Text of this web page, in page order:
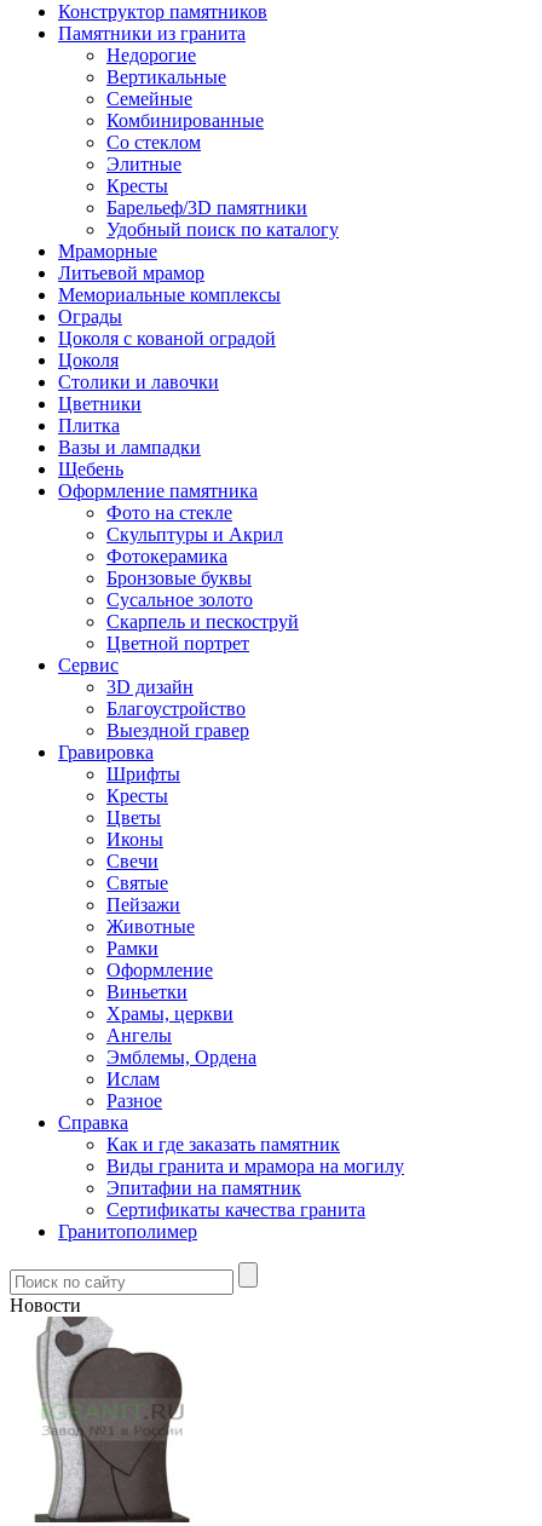
Конструктор памятников
Памятники из гранита
Недорогие
Вертикальные
Семейные
Комбинированные
Со стеклом
Элитные
Кресты
Барельеф/3D памятники
Удобный поиск по каталогу
Мраморные
Литьевой мрамор
Мемориальные комплексы
Ограды
Цоколя с кованой оградой
Цоколя
Столики и лавочки
Цветники
Плитка
Вазы и лампадки
Щебень
Оформление памятника
Фото на стекле
Скульптуры и Акрил
Фотокерамика
Бронзовые буквы
Сусальное золото
Скарпель и пескоструй
Цветной портрет
Сервис
3D дизайн
Благоустройство
Выездной гравер
Гравировка
Шрифты
Кресты
Цветы
Иконы
Свечи
Святые
Пейзажи
Животные
Рамки
Оформление
Виньетки
Храмы, церкви
Ангелы
Эмблемы, Ордена
Ислам
Разное
Справка
Как и где заказать памятник
Виды гранита и мрамора на могилу
Эпитафии на памятник
Сертификаты качества гранита
Гранитополимер
Новости